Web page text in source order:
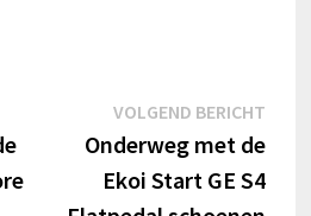
VOLGEND BERICHT
Onderweg met de
Ekoi Start GE S4